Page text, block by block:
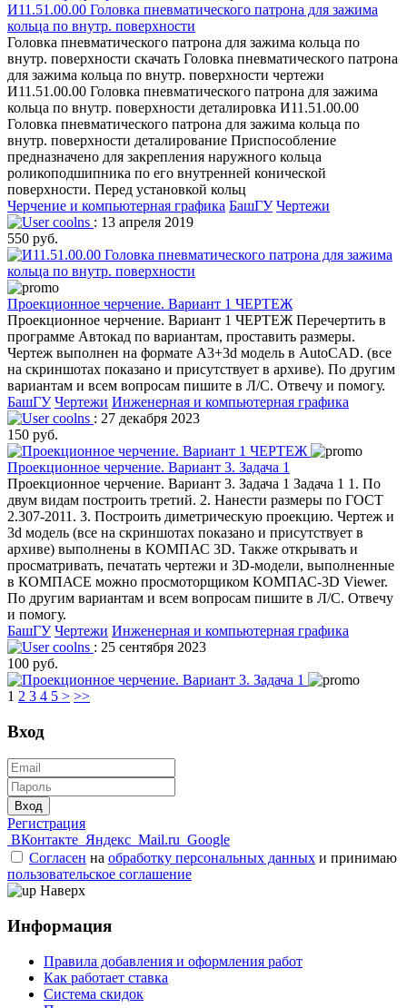
И11.51.00.00 Головка пневматического патрона для зажима
кольца по внутр. поверхности
Головка пневматического патрона для зажима кольца по
внутр. поверхности скачать Головка пневматического патрона
для зажима кольца по внутр. поверхности чертежи
И11.51.00.00 Головка пневматического патрона для зажима
кольца по внутр. поверхности деталировка И11.51.00.00
Головка пневматического патрона для зажима кольца по
внутр. поверхности деталирование Приспособление
предназначено для закрепления наружного кольца
роликоподшипника по его внутренней конической
поверхности. Перед установкой кольц
Черчение и компьютерная графика БашГУ Чертежи
coolns : 13 апреля 2019
550 руб.
Проекционное черчение. Вариант 1 ЧЕРТЕЖ
Проекционное черчение. Вариант 1 ЧЕРТЕЖ Перечертить в
программе Автокад по вариантам, проставить размеры.
Чертеж выполнен на формате А3+3d модель в AutoCAD. (все
на скриншотах показано и присутствует в архиве). По другим
вариантам и всем вопросам пишите в Л/С. Отвечу и помогу.
БашГУ Чертежи Инженерная и компьютерная графика
coolns : 27 декабря 2023
150 руб.
Проекционное черчение. Вариант 3. Задача 1
Проекционное черчение. Вариант 3. Задача 1 Задача 1 1. По
двум видам построить третий. 2. Нанести размеры по ГОСТ
2.307-2011. 3. Построить диметрическую проекцию. Чертеж и
3d модель (все на скриншотах показано и присутствует в
архиве) выполнены в КОМПАС 3D. Также открывать и
просматривать, печатать чертежи и 3D-модели, выполненные
в КОМПАСЕ можно просмоторщиком КОМПАС-3D Viewer.
По другим вариантам и всем вопросам пишите в Л/С. Отвечу
и помогу.
БашГУ Чертежи Инженерная и компьютерная графика
coolns : 25 сентября 2023
100 руб.
1 2 3 4 5 > >>
Вход
Вход
Регистрация
ВКонтакте Яндекс Mail.ru Google
Согласен на обработку персональных данных и принимаю
пользовательское соглашение
Наверх
Информация
Правила добавления и оформления работ
Как работает ставка
Система скидок